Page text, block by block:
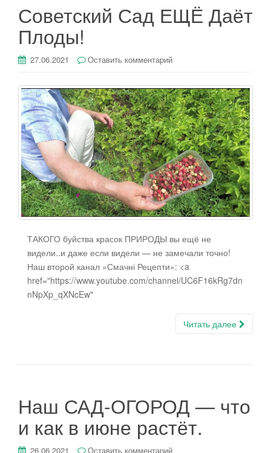
Советский Сад ЕЩЁ Даёт
Плоды!
27.06.2021 Оставить комментарий
ТАКОГО буйства красок ПРИРОДЫ вы ещё не
видели..и даже если видели — не замечали точно!
Наш второй канал «Смачні Рецепти»: <a
href="https://www.youtube.com/channel/UC6F16kRg7dn
nNpXp_qXNcEw"
Читать далее
Наш САД-ОГОРОД — что
и как в июне растёт.
26.06.2021 Оставить комментарий